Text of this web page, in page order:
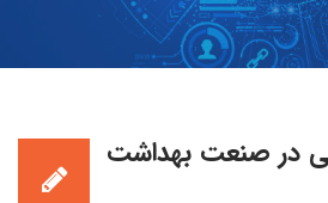
در صنعت بهداشت